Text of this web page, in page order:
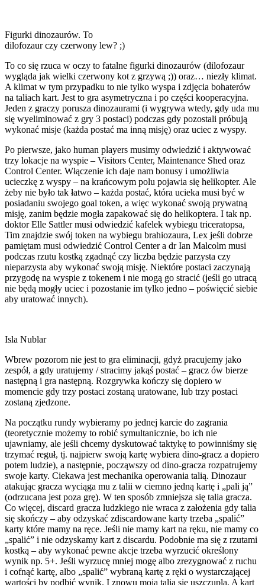
Figurki dinozaurów. To
dilofozaur czy czerwony lew? ;)
To co się rzuca w oczy to fatalne figurki dinozaurów (dilofozaur
wygląda jak wielki czerwony kot z grzywą ;)) oraz… niezły klimat.
A klimat w tym przypadku to nie tylko wyspa i zdjęcia bohaterów
na taliach kart. Jest to gra asymetryczna i po części kooperacyjna.
Jeden z graczy porusza dinozaurami (i wygrywa wtedy, gdy uda mu
się wyeliminować z gry 3 postaci) podczas gdy pozostali próbują
wykonać misje (każda postać ma inną misję) oraz uciec z wyspy.
Po pierwsze, jako human players musimy odwiedzić i aktywować
trzy lokacje na wyspie – Visitors Center, Maintenance Shed oraz
Control Center. Włączenie ich daje nam bonusy i umożliwia
ucieczkę z wyspy – na krańcowym polu pojawia się helikopter. Ale
żeby nie było tak łatwo – każda postać, która ucieka musi być w
posiadaniu swojego goal token, a więc wykonać swoją prywatną
misję, zanim będzie mogła zapakować się do helikoptera. I tak np.
doktor Elle Sattler musi odwiedzić kafelek wybiegu triceratopsa,
Tim znajdzie swój token na wybiegu brahiozaura, Lex jeśli dobrze
pamiętam musi odwiedzić Control Center a dr Ian Malcolm musi
podczas rzutu kostką zgadnąć czy liczba będzie parzysta czy
nieparzysta aby wykonać swoją misję. Niektóre postaci zaczynają
przygodę na wyspie z tokenem i nie mogą go stracić (jeśli go utracą
nie będą mogły uciec i pozostanie im tylko jedno – poświęcić siebie
aby uratować innych).
Isla Nublar
Wbrew pozorom nie jest to gra eliminacji, gdyż pracujemy jako
zespół, a gdy uratujemy / stracimy jakąś postać – gracz ów bierze
następną i gra następną. Rozgrywka kończy się dopiero w
momencie gdy trzy postaci zostaną uratowane, lub trzy postaci
zostaną zjedzone.
Na początku rundy wybieramy po jednej karcie do zagrania
(teoretycznie możemy to robić symultanicznie, bo ich nie
ujawniamy, ale jeśli chcemy dyskutować taktykę to powinniśmy się
trzymać reguł, tj. najpierw swoją kartę wybiera dino-gracz a dopiero
potem ludzie), a następnie, począwszy od dino-gracza rozpatrujemy
swoje karty. Ciekawa jest mechanika operowania talią. Dinozaur
atakując gracza wyciąga mu z talii w ciemno jedną kartę i „pali ją”
(odrzucana jest poza grę). W ten sposób zmniejsza się talia gracza.
Co więcej, discard gracza ludzkiego nie wraca z założenia gdy talia
się skończy – aby odzyskać zdiscardowane karty trzeba „spalić”
karty które mamy na ręce. Jeśli nie mamy kart na ręku, nie mamy co
„spalić” i nie odzyskamy kart z discardu. Podobnie ma się z rzutami
kostką – aby wykonać pewne akcje trzeba wyrzucić określony
wynik np. 5+. Jeśli wyrzucę mniej mogę albo zrezygnować z ruchu
i cofnąć kartę, albo „spalić” wybraną kartę z ręki o wystarczającej
wartości by podbić wynik. I znowu moja talia się uszczupla. A kart